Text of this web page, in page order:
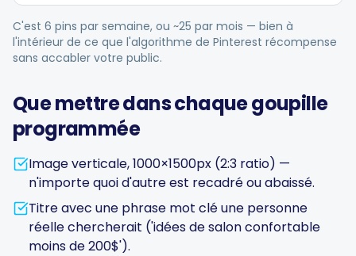
C'est 6 pins par semaine, ou ~25 par mois — bien à
l'intérieur de ce que l'algorithme de Pinterest récompense
sans accabler votre public.
Que mettre dans chaque goupille
programmée
Image verticale, 1000×1500px (2:3 ratio) —
n'importe quoi d'autre est recadré ou abaissé.
Titre avec une phrase mot clé une personne
réelle chercherait ('idées de salon confortable
moins de 200$').